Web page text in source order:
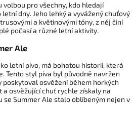
volbou pro všechny, kdo hledají
dny. Jeho lehký a vyvážený chuťový
a květinovými tóny, z něj činí
počasí a různé letní aktivity.
Ale
letní pivo, má bohatou historii, která
Tento styl piva byl původně navržen
poskytoval osvěžení během horkých
a osvěžující chuť rychle získaly na
se Summer Ale stalo oblíbeným nejen v